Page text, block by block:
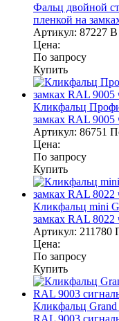
Фальц двойной
пленкой на
Артикул: 87227 В
Цена:
По запросу
Купить
Кликфальц
замках RAL 9005
Артикул: 86751
Цена:
По запросу
Купить
Кликфальц mini
замках RAL 8022
Артикул: 211780
Цена:
По запросу
Купить
Кликфальц Grand